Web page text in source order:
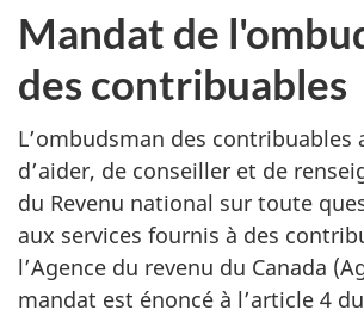
Mandat de
des contribuables
L’ombudsman des contribuables
d’aider, de conseiller et de
du Revenu national sur toute
aux services fournis à des
l’Agence du revenu du Canada
mandat est énoncé à l’article 4 du